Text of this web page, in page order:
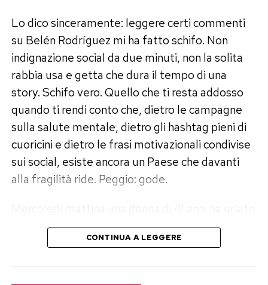
Lo dico sinceramente: leggere certi commenti
su Belén Rodríguez mi ha fatto schifo. Non
indignazione social da due minuti, non la solita
rabbia usa e getta che dura il tempo di una
story. Schifo vero. Quello che ti resta addosso
quando ti rendi conto che, dietro le campagne
sulla salute mentale, dietro gli hashtag pieni di
cuoricini e dietro le frasi motivazionali condivise
sui social, esiste ancora un Paese che davanti
alla fragilità ride. Peggio: gode.
aiuto dalla finestra di casa sua. I vicini hanno
chiamato il 112. Sono arrivate le volanti,
CONTINUA A LEGGERE